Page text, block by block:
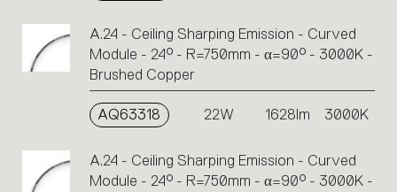
A.24 - Ceiling Sharping Emission - Curved
Module - 24° - R=750mm - α=90° - 3000K -
Brushed Copper
AQ63318 22W 1628lm 3000K
A.24 - Ceiling Sharping Emission - Curved
Module - 24° - R=750mm - α=90° - 3000K -